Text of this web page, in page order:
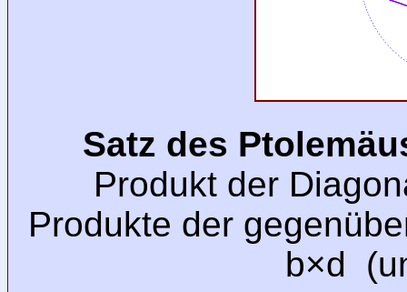
Satz des
Produkt der
Produkte der
b×d